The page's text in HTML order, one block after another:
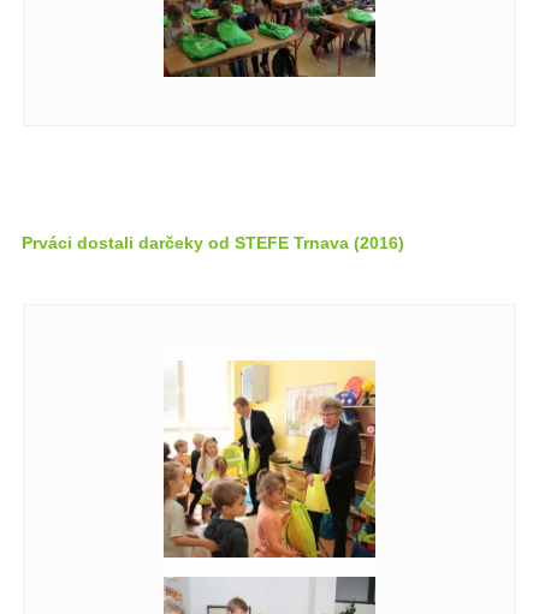
Prváci dostali darčeky od STEFE Trnava (2016)